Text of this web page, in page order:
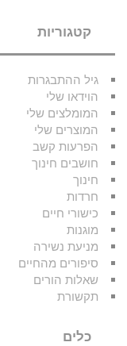
קטגוריות
גיל ההתבגרות
הוידאו שלי
המומלצים שלי
המוצרים שלי
הפרעות קשב
חושבים חינוך
חינוך
חרדות
כישורי חיים
מוגנות
מניעת נשירה
סיפורים מהחיים
שאלות הורים
תקשורת
כלים